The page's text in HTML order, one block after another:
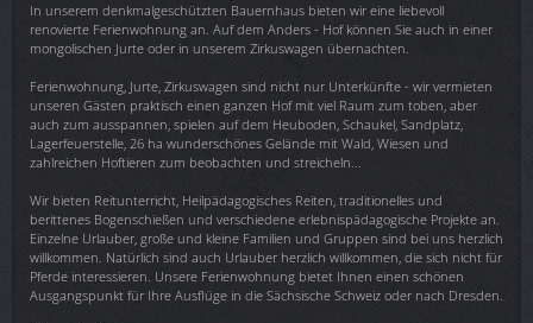
In unserem denkmalgeschützten Bauernhaus bieten wir eine liebevoll
renovierte Ferienwohnung an. Auf dem Anders - Hof können Sie auch in einer
mongolischen Jurte oder in unserem Zirkuswagen übernachten.
Ferienwohnung, Jurte, Zirkuswagen sind nicht nur Unterkünfte - wir vermieten
unseren Gästen praktisch einen ganzen Hof mit viel Raum zum toben, aber
auch zum ausspannen, spielen auf dem Heuboden, Schaukel, Sandplatz,
Lagerfeuerstelle, 26 ha wunderschönes Gelände mit Wald, Wiesen und
zahlreichen Hoftieren zum beobachten und streicheln...
Wir bieten Reitunterricht, Heilpädagogisches Reiten, traditionelles und
berittenes Bogenschießen und verschiedene erlebnispädagogische Projekte an.
Einzelne Urlauber, große und kleine Familien und Gruppen sind bei uns herzlich
willkommen. Natürlich sind auch Urlauber herzlich willkommen, die sich nicht für
Pferde interessieren. Unsere Ferienwohnung bietet Ihnen einen schönen
Ausgangspunkt für Ihre Ausflüge in die Sächsische Schweiz oder nach Dresden.